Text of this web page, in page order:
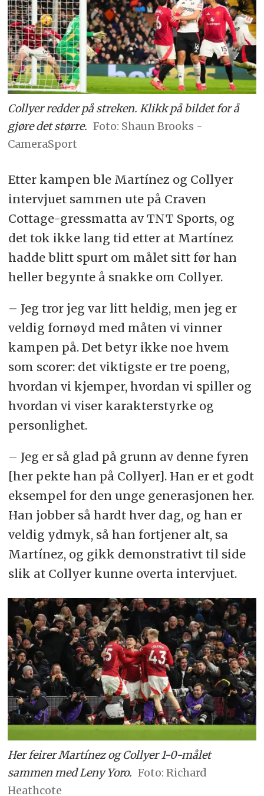
Collyer redder på streken. Klikk på bildet for å
gjøre det større.
Shaun Brooks -
CameraSport
Etter kampen ble Martínez og Collyer
intervjuet sammen ute på Craven
Cottage-gressmatta av TNT Sports, og
det tok ikke lang tid etter at Martínez
hadde blitt spurt om målet sitt før han
heller begynte å snakke om Collyer.
– Jeg tror jeg var litt heldig, men jeg er
veldig fornøyd med måten vi vinner
kampen på. Det betyr ikke noe hvem
som scorer: det viktigste er tre poeng,
hvordan vi kjemper, hvordan vi spiller og
hvordan vi viser karakterstyrke og
personlighet.
– Jeg er så glad på grunn av denne fyren
[her pekte han på Collyer]. Han er et godt
eksempel for den unge generasjonen her.
Han jobber så hardt hver dag, og han er
veldig ydmyk, så han fortjener alt, sa
Martínez, og gikk demonstrativt til side
slik at Collyer kunne overta intervjuet.
Her feirer Martínez og Collyer 1-0-målet
sammen med Leny Yoro.
Richard
Heathcote